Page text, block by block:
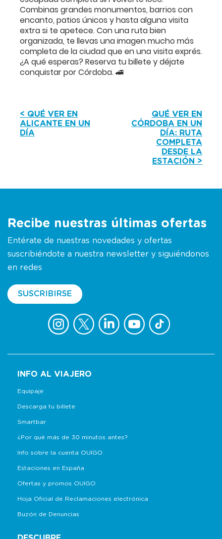
Combinas grandes monumentos, barrios con
encanto, patios únicos y hasta alguna visita
extra si te apetece. Con una ruta bien
organizada, te llevas una imagen mucho más
completa de la ciudad que en una visita exprés.
¿A qué esperas? Reserva tu billete y déjate
conquistar por Córdoba. 🚄
< QUÉ VER EN
ALICANTE EN UN
DÍA
QUÉ VER EN
CÓRDOBA EN UN
DÍA: RUTA
COMPLETA
DESDE LA
ESTACIÓN >
Recibe nuestras últimas ofertas
Entérate de nuestras novedades y ofertas
suscribiéndote a nuestra newsletter y siguiéndonos
en redes
SUSCRIBIRSE
INFO AL VIAJERO
Equipaje
Descarga tu billete
Smartbar
¿Por qué más de 30 minutos antes?
Info sobre la cuenta OUIGO
Estaciones en España
Ofertas y promos OUIGO
Hoja Oficial de Reclamaciones electrónica
Buzón de Denuncias